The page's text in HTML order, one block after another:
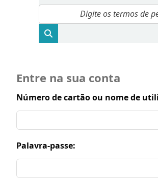
Entre na sua conta
Número de cartão ou nome de
Palavra-passe: